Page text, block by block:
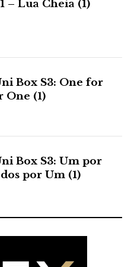
– Lua Cheia (1)
Box S3: One for
(1)
Box S3: Um por
por Um (1)